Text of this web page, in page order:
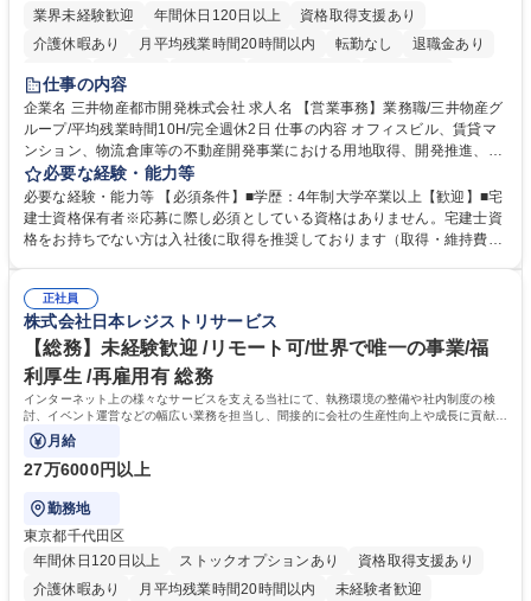
業界未経験歓迎
年間休日120日以上
資格取得支援あり
介護休暇あり
月平均残業時間20時間以内 転勤なし
退職金あり
在宅OK
賞与あり
駅近5分以内
土日祝休み 寮・社宅あり
仕事の内容
企業名 三井物産都市開発株式会社 求人名 【営業事務】業務職/三井物産グ
ループ/平均残業時間10H/完全週休2日 仕事の内容 オフィスビル、賃貸マ
ンション、物流倉庫等の不動産開発事業における用地取得、開発推進、賃
貸運営、売却、仲介・活用提案等を行う営業部門において事務業務を担当
いただきます。 【詳細】・契約書管理、契約書製本、捺印対応、ファイリ
ング、登記簿取得、調書取得・支払業務（各種費用支払、支払管理、請
求・支払データ登録、取引先マスター申請対応）・予算作成及び予実管
の他に担当頂く業務が発生する場合があります。 募集職種 【営業事務】
業務職/三井物産グループ/平均残業時間10H/完全週休2日
必要な経験・能力等
必要な経験・能力等 【必須条件】■学歴：4年制大学卒業以上【歓迎】■宅
建士資格保有者※応募に際し必須としている資格はありません。宅建士資
格をお持ちでない方は入社後に取得を推奨しております（取得・維持費用
ション力がある方。 ・チャレンジを厭わず、粘り強く業務に取り組める
方。多様な関係者と謙虚に信頼関係を構築でき、期限を意識したスケジュ
ール管理が出来る方。※将来的に他部署（営業部門、コーポレート部門）
へのジョブローテーションの可能性があります。 学歴・資格 学歴：大学
院 大学 語学力： 資格：宅地建物取引士
正社員
株式会社日本レジストリサービス
【総務】未経験歓迎 /リモート可/世界で唯一の事業/福
利厚生 /再雇用有 総務
インターネット上の様々なサービスを支える当社にて、執務環境の整備や社内制度の検
討、イベント運営などの幅広い業務を担当し、間接的に会社の生産性向上や成長に貢献し
ている部署です。
月給
27万6000円以上
勤務地
東京都千代田区
年間休日120日以上
ストックオプションあり
資格取得支援あり
介護休暇あり
月平均残業時間20時間以内
未経験者歓迎